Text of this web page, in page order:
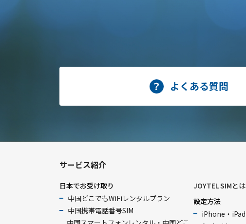
よくある質問
サービス紹介
日本でお受け取り
中国どこでもWiFiレンタルプラン
中国携帯電話番号SIM
JOYTEL SIMとは
設定方法
iPhone・iPad